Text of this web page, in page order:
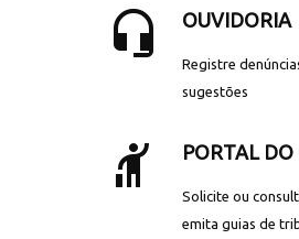
headset_mic OUVIDORIA
Registre
sugestões
hail PORTAL
Solicite ou
emita guias de